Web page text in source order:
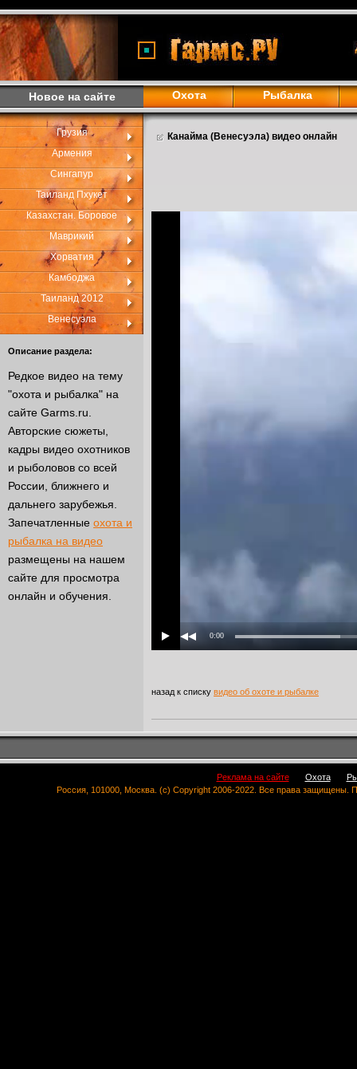
Новое на сайте Охота Рыбалка
Грузия
Армения
Сингапур
Таиланд Пхукет
Казахстан. Боровое
Маврикий
Хорватия
Камбоджа
Таиланд 2012
Венесуэла
Описание раздела:
Редкое видео на тему
"охота и рыбалка" на
сайте Garms.ru.
Авторские сюжеты,
кадры видео охотников
и рыболовов со всей
России, ближнего и
дальнего зарубежья.
Запечатленные охота и
рыбалка на видео
размещены на нашем
сайте для просмотра
онлайн и обучения.
Канайма (Венесуэла) видео онлайн
0:00
назад к списку видео об охоте и рыбалке
Реклама на сайте Охота
Россия, 101000, Москва. (c) Copyright 2006-2022. Все права защищены.